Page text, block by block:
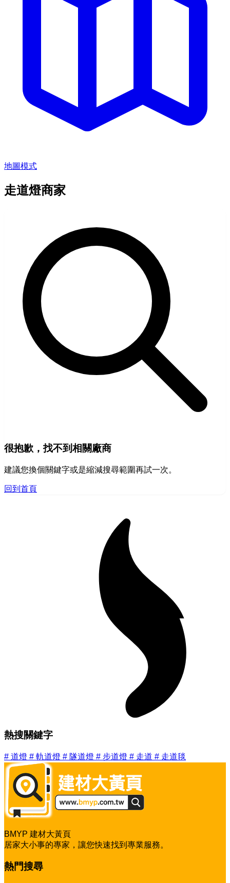
地圖模式
走道燈商家
很抱歉，找不到相關廠商
建議您換個關鍵字或是縮減搜尋範圍再試一次。
回到首頁
熱搜關鍵字
# 道燈 # 軌道燈 # 隧道燈 # 步道燈 # 走道 # 走道毯
BMYP 建材大黃頁
居家大小事的專家，讓您快速找到專業服務。
熱門搜尋